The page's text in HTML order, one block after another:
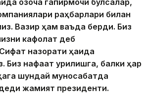
қозоқча гапирмоқчи бўлсалар,
раҳбарлари билан
Вазир ҳам ваъда берди. Биз
кафолат деб
назорати ҳақида
Биз нафақат қурилишга, балки ҳар
шундай муносабатда
жамият президенти.